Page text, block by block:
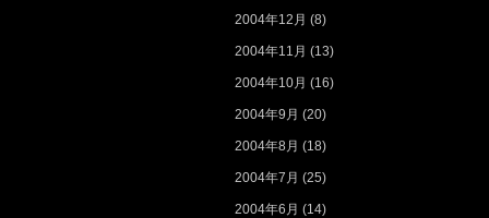
2004年12月 (8)
2004年11月 (13)
2004年10月 (16)
2004年9月 (20)
2004年8月 (18)
2004年7月 (25)
2004年6月 (14)